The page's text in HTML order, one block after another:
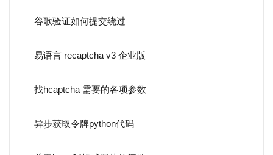
谷歌验证如何提交绕过
易语言 recaptcha v3 企业版
找hcaptcha 需要的各项参数
异步获取令牌python代码